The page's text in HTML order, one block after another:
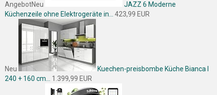
AngebotNeu
JAZZ 6 Moderne
Küchenzeile ohne Elektrogeräte in...
423,99 EUR
Neu
Kuechen-preisbombe Küche Bianca I
240 + 160 cm...
1.399,99 EUR